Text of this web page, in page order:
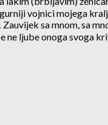
vojnici mojega
sa mnom, sa
ljube onoga svoga